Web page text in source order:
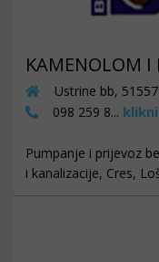
KAMENOLOM I
Ustrine bb,
098 259 8...
Pumpanje i prijevoz
i kanalizacije, Cres,